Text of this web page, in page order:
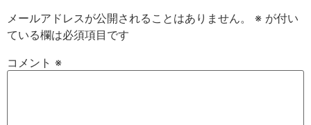
メールアドレスが公開されることはありません。 ※ が付い
ている欄は必須項目です
コメント ※